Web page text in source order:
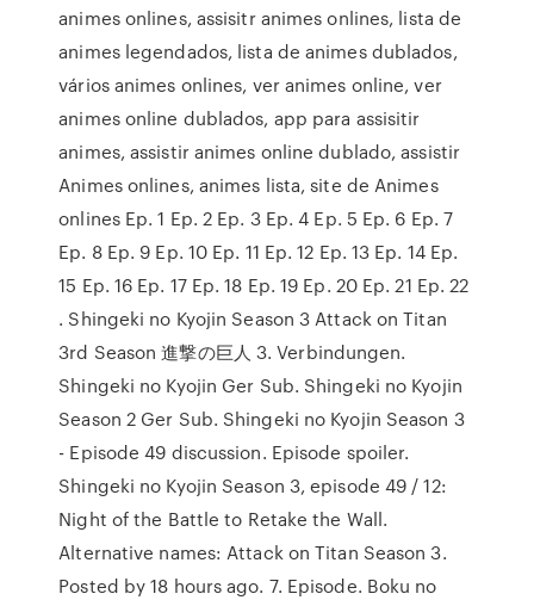
animes onlines, assisitr animes onlines, lista de
animes legendados, lista de animes dublados,
vários animes onlines, ver animes online, ver
animes online dublados, app para assisitir
animes, assistir animes online dublado, assistir
Animes onlines, animes lista, site de Animes
onlines Ep. 1 Ep. 2 Ep. 3 Ep. 4 Ep. 5 Ep. 6 Ep. 7
Ep. 8 Ep. 9 Ep. 10 Ep. 11 Ep. 12 Ep. 13 Ep. 14 Ep.
15 Ep. 16 Ep. 17 Ep. 18 Ep. 19 Ep. 20 Ep. 21 Ep. 22
. Shingeki no Kyojin Season 3 Attack on Titan
3rd Season 進撃の巨人 3. Verbindungen.
Shingeki no Kyojin Ger Sub. Shingeki no Kyojin
Season 2 Ger Sub. Shingeki no Kyojin Season 3
- Episode 49 discussion. Episode spoiler.
Shingeki no Kyojin Season 3, episode 49 / 12:
Night of the Battle to Retake the Wall.
Alternative names: Attack on Titan Season 3.
Posted by 18 hours ago. 7. Episode. Boku no